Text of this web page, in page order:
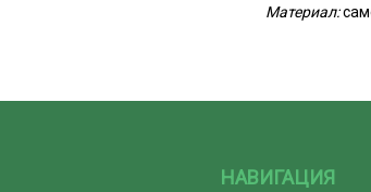
Материал:
НАВИГАЦИЯ